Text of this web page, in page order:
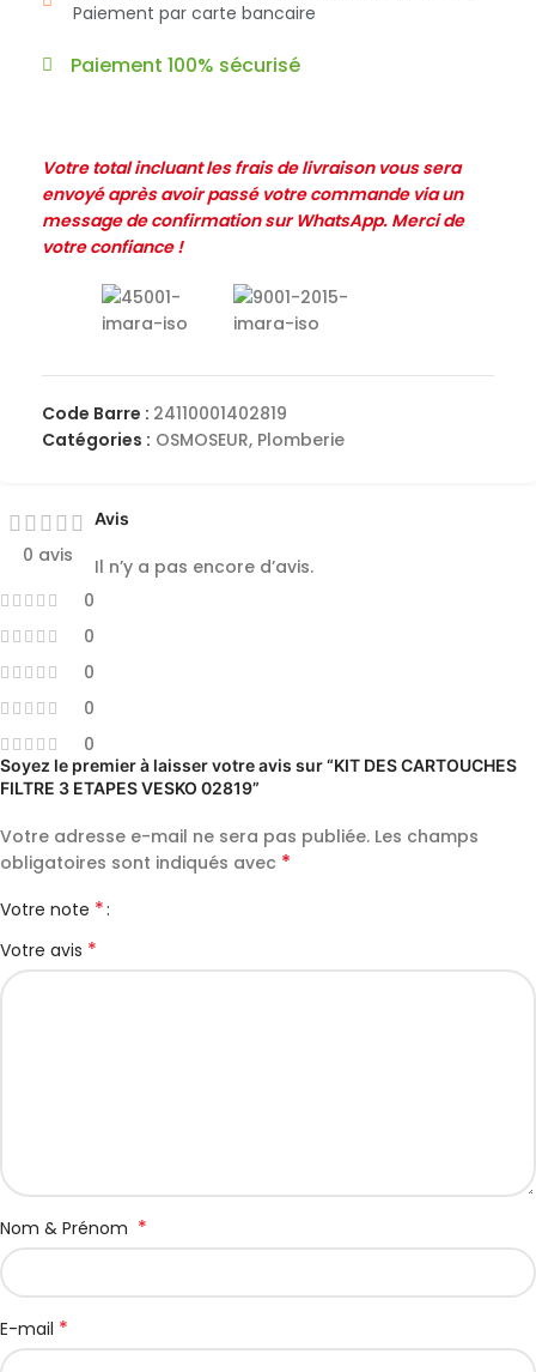
Paiement par carte bancaire
Paiement 100% sécurisé
Votre total incluant les frais de livraison vous sera
envoyé après avoir passé votre commande via un
message de confirmation sur WhatsApp. Merci de
votre confiance !
Code Barre : 24110001402819
Catégories : OSMOSEUR, Plomberie
0 avis
0
0
0
0
0
Avis
Il n’y a pas encore d’avis.
Soyez le premier à laisser votre avis sur “KIT DES CARTOUCHES
FILTRE 3 ETAPES VESKO 02819”
Votre adresse e-mail ne sera pas publiée. Les champs
obligatoires sont indiqués avec *
Votre note *
Votre avis *
Nom & Prénom *
E-mail *